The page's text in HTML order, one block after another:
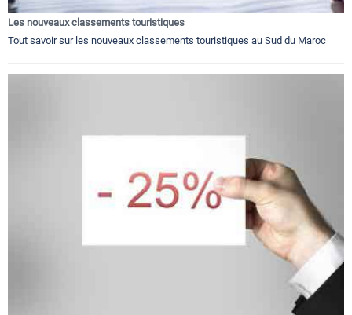
Les nouveaux classements touristiques
Tout savoir sur les nouveaux classements touristiques au Sud du Maroc